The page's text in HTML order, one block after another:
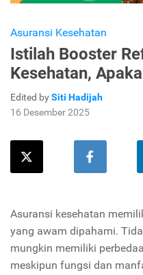
Asuransi Kesehatan
Istilah Booster
Kesehatan,
Edited bySiti Hadijah
16 Desember 2025
Asuransi kesehatan
yang awam dipahami.
mungkin memiliki
meskipun fungsi dan